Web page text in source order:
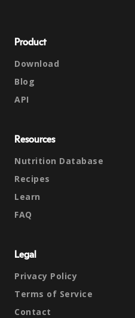
Product
Download
Blog
API
Resources
Nutrition Database
Recipes
Learn
FAQ
Legal
Privacy Policy
Terms of Service
Contact